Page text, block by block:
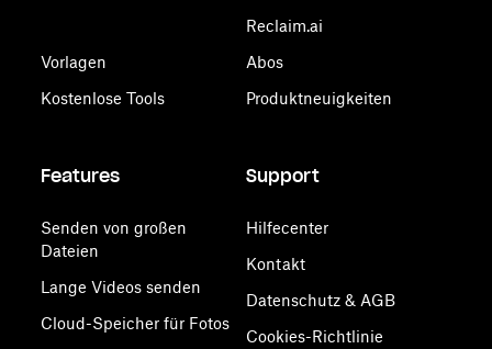
Vorlagen
Kostenlose Tools
Reclaim.ai
Abos
Produktneuigkeiten
Features
Senden von großen
Dateien
Lange Videos senden
Cloud-Speicher für Fotos
Support
Hilfecenter
Kontakt
Datenschutz & AGB
Cookies-Richtlinie